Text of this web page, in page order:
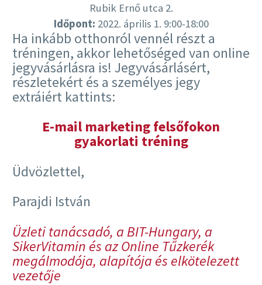
Rubik Ernő utca 2.
Időpont: 2022. április 1. 9:00-18:00
Ha inkább otthonról vennél részt a
tréningen, akkor lehetőséged van online
jegyvásárlásra is! Jegyvásárlásért,
részletekért és a személyes jegy
extráiért kattints:
E-mail marketing felsőfokon
gyakorlati tréning
Üdvözlettel,
Parajdi István
Üzleti tanácsadó, a BIT-Hungary, a
SikerVitamin és az Online Tűzkerék
megálmodója, alapítója és elkötelezett
vezetője